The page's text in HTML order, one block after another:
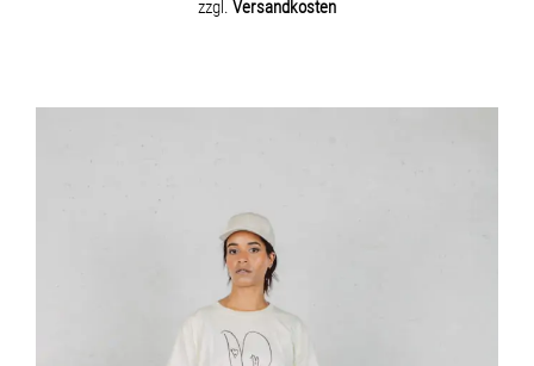
zzgl. Versandkosten